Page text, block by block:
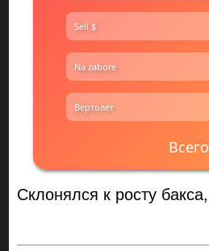
Sell $
Na zabore
Вертолет
Склонялся к росту